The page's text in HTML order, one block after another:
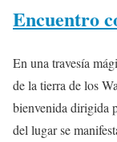
Encuentro
En una travesía
de la tierra de los
bienvenida dirigida
del lugar se